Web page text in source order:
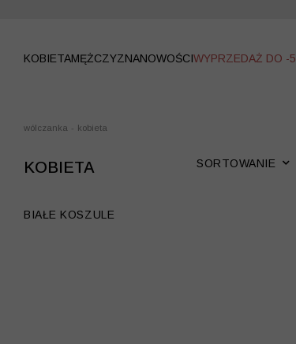
KOBIETAMĘŻCZYZNANOWOŚCIWYPRZEDAŻ DO -
wólczanka - kobieta
KOBIETA
BIAŁE KOSZULE
SORTOWANIE